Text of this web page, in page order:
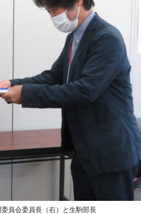
員会委員長（右）と生駒部長